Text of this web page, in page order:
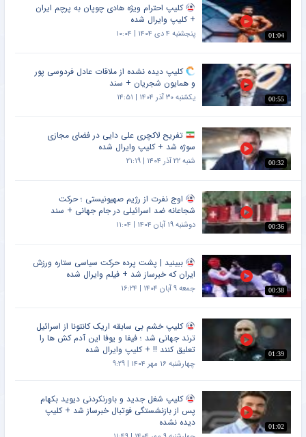
01:04
کلیپ احترام ویژه هادی چوپان به پرچم ایران
+ کلیپ وایرال شده
پنجشنبه ۴ دی ۱۴۰۴ | ۱۰:۰۴
00:55
کلیپ دیده نشده از ملاقات عادل فردوسی پور
و همایون شجریان + سند
یکشنبه ۳۰ آذر ۱۴۰۴ | ۱۴:۵۱
00:32
تفریح لاکچری علی دایی در فضای مجازی
سوژه شد + کلیپ وایرال شده
شنبه ۲۲ آذر ۱۴۰۴ | ۲۱:۱۹
00:36
اوج نفرت از رژیم صهیونیستی ؛ حرکت
شجاعانه ضد اسرائیلی در جام جهانی + سند
دوشنبه ۱۹ آبان ۱۴۰۴ | ۱۱:۰۴
00:38
ببینید | پشت پرده حرکت سیاسی ستاره ورزش
ایران که خبرساز شد + فیلم وایرال شده
جمعه ۹ آبان ۱۴۰۴ | ۱۶:۲۴
01:39
کلیپ خشم بی سابقه اریک کانتونا از اسرائیل
ترند جهانی شد ؛ فیفا و یوفا این آدم کش ها را
تعلیق کنند !! + کلیپ وایرال شده
چهارشنبه ۱۶ مهر ۱۴۰۴ | ۹:۲۹
01:02
کلیپ شغل جدید و باورنکردنی دیوید بکهام
پس از بازنشستگی فوتبال خبرساز شد + کلیپ
دیده نشده